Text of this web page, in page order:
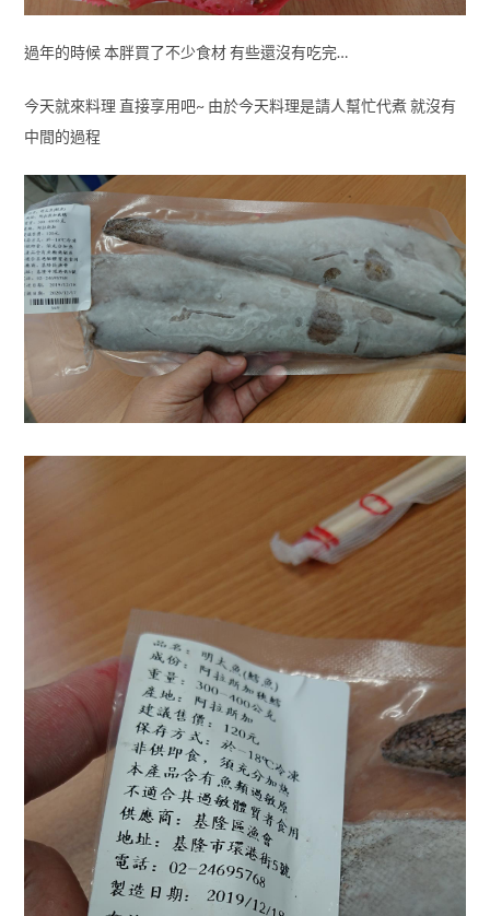
過年的時候 本胖買了不少食材 有些還沒有吃完…
今天就來料理 直接享用吧~ 由於今天料理是請人幫忙代煮 就沒有
中間的過程